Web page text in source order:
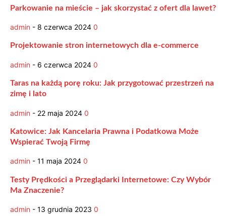
Parkowanie na mieście – jak skorzystać z ofert dla lawet?
admin - 8 czerwca 2024 0
Projektowanie stron internetowych dla e-commerce
admin - 6 czerwca 2024 0
Taras na każdą porę roku: Jak przygotować przestrzeń na
zimę i lato
admin - 22 maja 2024 0
Katowice: Jak Kancelaria Prawna i Podatkowa Może
Wspierać Twoją Firmę
admin - 11 maja 2024 0
Testy Prędkości a Przeglądarki Internetowe: Czy Wybór
Ma Znaczenie?
admin - 13 grudnia 2023 0